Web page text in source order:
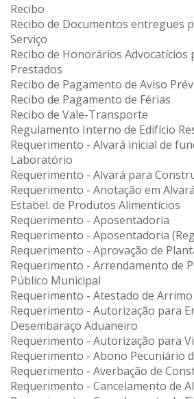
Recibo
Recibo de Documentos entregues
Serviço
Recibo de Honorários Advocatícios
Prestados
Recibo de Pagamento de Aviso
Recibo de Pagamento de Férias
Recibo de Vale-Transporte
Regulamento Interno de Edifício
Requerimento - Alvará inicial de
Laboratório
Requerimento - Alvará para
Requerimento - Anotação em
Estabel. de Produtos Alimentícios
Requerimento - Aposentadoria
Requerimento - Aposentadoria
Requerimento - Aprovação de
Requerimento - Arrendamento de
Público Municipal
Requerimento - Atestado de Arrimo
Requerimento - Autorização para
Desembaraço Aduaneiro
Requerimento - Autorização para
Requerimento - Abono Pecuniário
Requerimento - Averbação de
Requerimento - Cancelamento de